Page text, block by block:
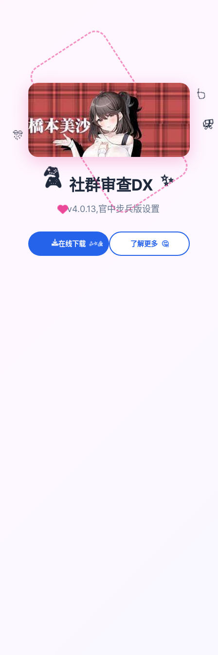
🎮
🎮 社群审查DX ✨
v4.0.13,官中步兵版设置
在线下载 ✨⭐💫 了解更多 🤔
🎈
🎊 🎁